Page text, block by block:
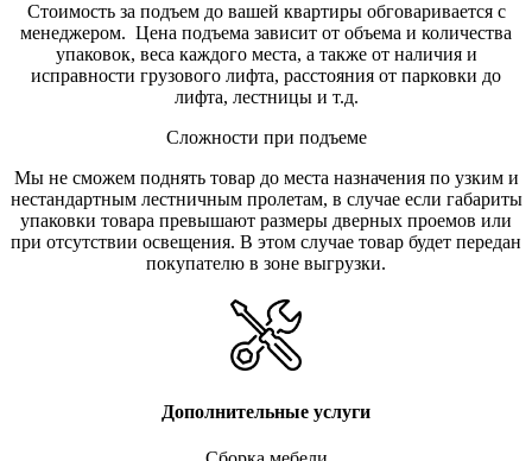
Стоимость за подъем до вашей квартиры обговаривается с
менеджером. Цена подъема зависит от объема и количества
упаковок, веса каждого места, а также от наличия и
исправности грузового лифта, расстояния от парковки до
лифта, лестницы и т.д.
Сложности при подъеме
Мы не сможем поднять товар до места назначения по узким и
нестандартным лестничным пролетам, в случае если габариты
упаковки товара превышают размеры дверных проемов или
при отсутствии освещения. В этом случае товар будет передан
покупателю в зоне выгрузки.
Дополнительные услуги